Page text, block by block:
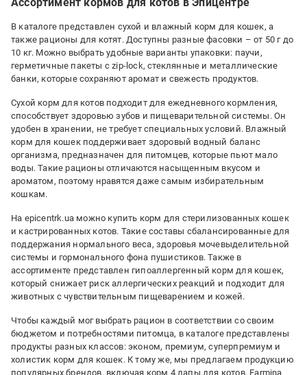
В каталоге представлен сухой и влажный корм для кошек, а
также рационы для котят. Доступны разные фасовки – от 50 г до
10 кг. Можно выбрать удобные варианты упаковки: паучи,
герметичные пакеты с zip-lock, стеклянные и металлические
банки, которые сохраняют аромат и свежесть продуктов.
Сухой корм для котов подходит для ежедневного кормления,
способствует здоровью зубов и пищеварительной системы. Он
удобен в хранении, не требует специальных условий. Влажный
корм для кошек поддерживает здоровый водный баланс
организма, предназначен для питомцев, которые пьют мало
воды. Такие рационы отличаются насыщенным вкусом и
ароматом, поэтому нравятся даже самым избирательным
кошкам.
На epicentrk.ua можно купить корм для стерилизованных кошек
и кастрированных котов. Такие составы сбалансированные для
поддержания нормального веса, здоровья мочевыделительной
системы и гормонального фона пушистиков. Также в
ассортименте представлен гипоаллергенный корм для кошек,
который снижает риск аллергических реакций и подходит для
животных с чувствительным пищеварением и кожей.
Чтобы каждый мог выбрать рацион в соответствии со своим
бюджетом и потребностями питомца, в каталоге представлены
продукты разных классов: эконом, премиум, суперпремиум и
холистик корм для кошек. К тому же, мы предлагаем продукцию
популярных брендов, включая корм 4 лапы для котов, Farmina